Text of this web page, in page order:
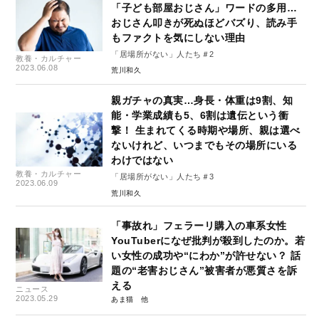
教養・カルチャー
2023.06.08
「子ども部屋おじさん」ワードの多用…
おじさん叩きが死ぬほどバズり、読み手
もファクトを気にしない理由
「居場所がない」人たち＃2
荒川和久
教養・カルチャー
2023.06.09
親ガチャの真実…身長・体重は9割、知
能・学業成績も5、6割は遺伝という衝
撃！ 生まれてくる時期や場所、親は選べ
ないけれど、いつまでもその場所にいる
わけではない
「居場所がない」人たち＃3
荒川和久
ニュース
2023.05.29
「事故れ」フェラーリ購入の車系女性
YouTuberになぜ批判が殺到したのか。若
い女性の成功や“にわか”が許せない？ 話
題の“老害おじさん”被害者が悪質さを訴
える
あま猫